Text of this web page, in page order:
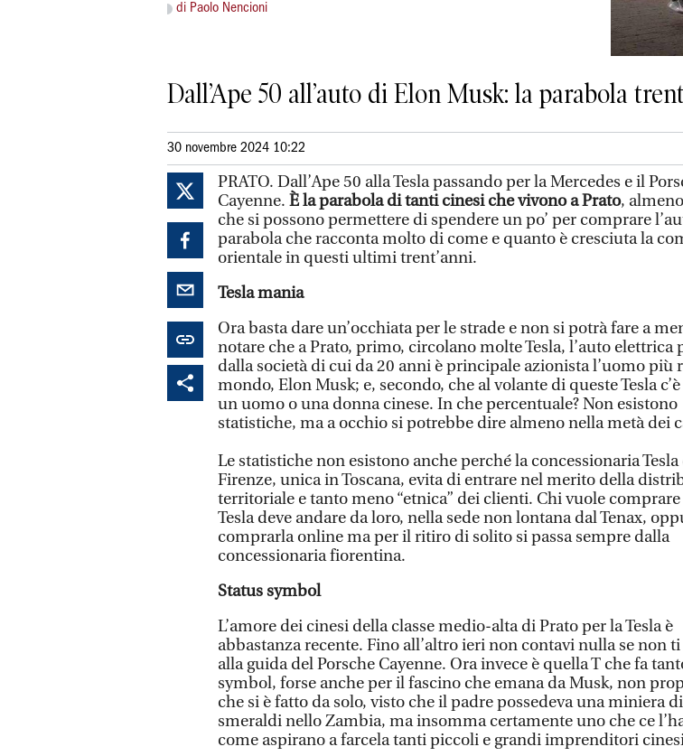
di Paolo Nencioni
Dall’Ape 50 all’auto di Elon Musk: la parabola
30 novembre 2024 10:22
PRATO. Dall’Ape 50 alla Tesla passando per la Mercedes e il
Cayenne. È la parabola di tanti cinesi che vivono a Prato,
che si possono permettere di spendere un po’ per comprare
parabola che racconta molto di come e quanto è cresciuta la
orientale in questi ultimi trent’anni.
Tesla mania
Ora basta dare un’occhiata per le strade e non si potrà fare a
notare che a Prato, primo, circolano molte Tesla, l’auto elettrica
dalla società di cui da 20 anni è principale azionista l’uomo più
mondo, Elon Musk; e, secondo, che al volante di queste Tesla c’è
un uomo o una donna cinese. In che percentuale? Non esistono
statistiche, ma a occhio si potrebbe dire almeno nella metà dei
Le statistiche non esistono anche perché la concessionaria Tesla
Firenze, unica in Toscana, evita di entrare nel merito della
territoriale e tanto meno “etnica” dei clienti. Chi vuole
Tesla deve andare da loro, nella sede non lontana dal Tenax,
comprarla online ma per il ritiro di solito si passa sempre dalla
concessionaria fiorentina.
Status symbol
L’amore dei cinesi della classe medio-alta di Prato per la Tesla è
abbastanza recente. Fino all’altro ieri non contavi nulla se non
alla guida del Porsche Cayenne. Ora invece è quella T che fa
symbol, forse anche per il fascino che emana da Musk, non
che si è fatto da solo, visto che il padre possedeva una miniera di
smeraldi nello Zambia, ma insomma certamente uno che ce
come aspirano a farcela tanti piccoli e grandi imprenditori